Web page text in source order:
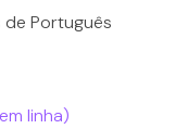
Português
linha)